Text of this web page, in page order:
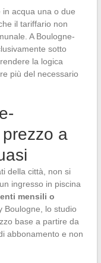
in acqua una o due
il tariffario non
A Boulogne-
sotto
la logica
più del necessario
a
della città, non si
ingresso in piscina
mensili o
Boulogne, lo studio
base a partire da
abbonamento e non